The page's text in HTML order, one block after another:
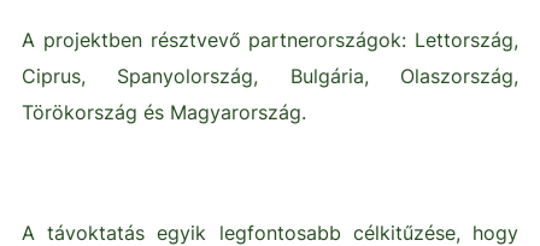
A projektben résztvevő partnerországok: Lettország,
Ciprus, Spanyolország, Bulgária, Olaszország,
Törökország és Magyarország.
A távoktatás egyik legfontosabb célkitűzése, hogy